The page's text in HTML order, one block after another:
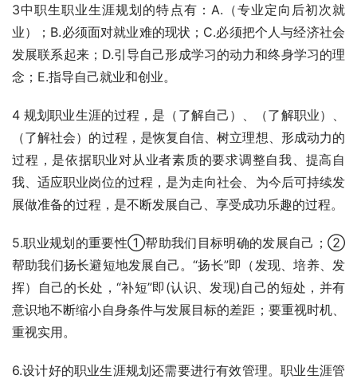
3中职生职业生涯规划的特点有：A.（专业定向后初次就
业）；B.必须面对就业难的现状；C.必须把个人与经济社会
发展联系起来；D.引导自己形成学习的动力和终身学习的理
念；E.指导自己就业和创业。
4 规划职业生涯的过程，是（了解自己）、（了解职业）、
（了解社会）的过程，是恢复自信、树立理想、形成动力的
过程，是依据职业对从业者素质的要求调整自我、提高自
我、适应职业岗位的过程，是为走向社会、为今后可持续发
展做准备的过程，是不断发展自己、享受成功乐趣的过程。
5.职业规划的重要性①帮助我们目标明确的发展自己；②
帮助我们扬长避短地发展自己。“扬长”即（发现、培养、发
挥）自己的长处，“补短”即(认识、发现)自己的短处，并有
意识地不断缩小自身条件与发展目标的差距；要重视时机、
重视实用。
6.设计好的职业生涯规划还需要进行有效管理。职业生涯管